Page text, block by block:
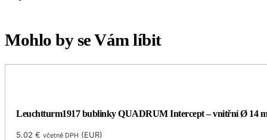
Mohlo by se Vám líbit
Leuchtturm1917 bublinky QUADRUM Intercept – vnitřní Ø 14
5.02€ včetně DPH (EUR)